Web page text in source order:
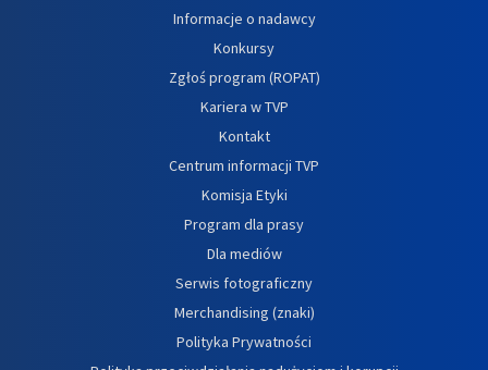
Informacje o nadawcy
Konkursy
Zgłoś program (ROPAT)
Kariera w TVP
Kontakt
Centrum informacji TVP
Komisja Etyki
Program dla prasy
Dla mediów
Serwis fotograficzny
Merchandising (znaki)
Polityka Prywatności